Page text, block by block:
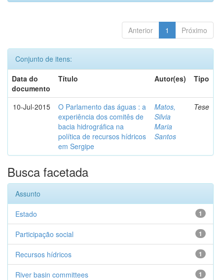
Anterior 1 Próximo
Conjunto de itens:
Data do
documento
Título Autor(es) Tipo
10-Jul-2015
O Parlamento das águas : a
experiência dos comitês de
bacia hidrográfica na
política de recursos hídricos
em Sergipe
Matos,
Silvia
Maria
Santos
Tese
Busca facetada
Assunto
1
Estado
1
Participação social
1
Recursos hídricos
1
River basin committees